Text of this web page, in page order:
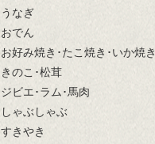
うなぎ
おでん
お好み焼き･たこ焼き･いか焼き
きのこ･松茸
ジビエ･ラム･馬肉
しゃぶしゃぶ
すきやき